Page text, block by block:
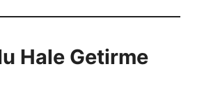
Hale Getirme